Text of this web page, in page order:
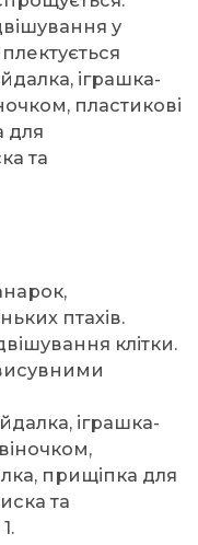
у
іграшка-
пластикові
для
та
птахів.
клітки.
іграшка-
прищіпка для
та